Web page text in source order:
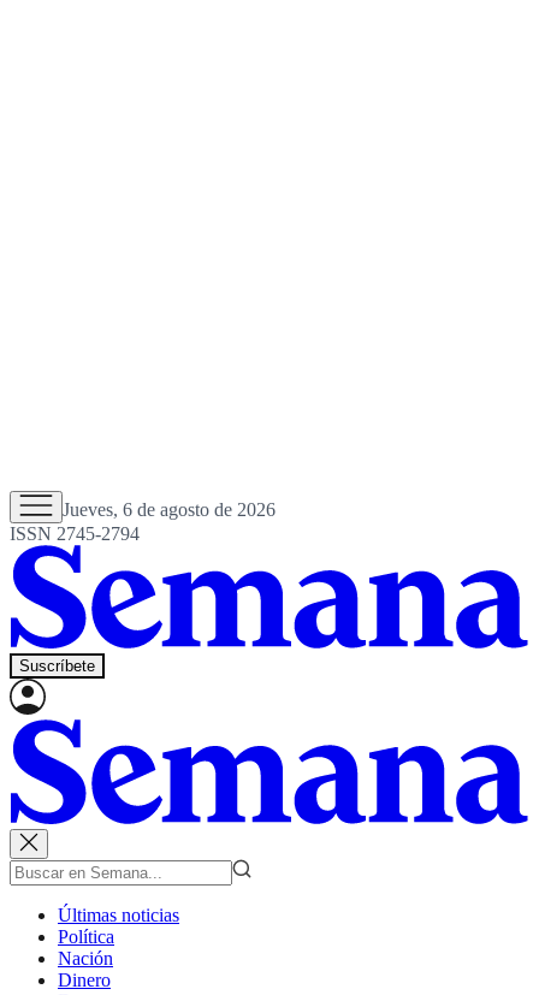
Jueves, 6 de agosto de 2026
ISSN 2745-2794
Suscríbete
Últimas noticias
Política
Nación
Dinero